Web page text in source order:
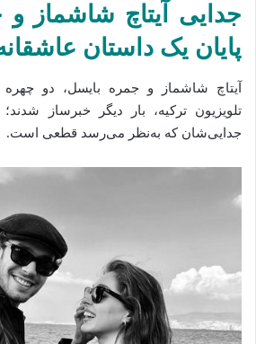
جدایی آیتاچ شاشماز
پایان یک داستان
آیتاچ شاشماز و جمره بایسل، دو
تلویزیون ترکیه، بار دیگر خبرساز
جدایی‌شان که به‌نظر می‌رسد قطعی است.